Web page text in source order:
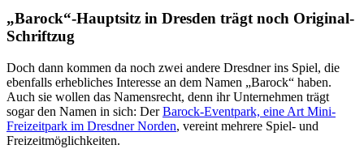
„Barock“-Hauptsitz in Dresden trägt noch Original-
Schriftzug
Doch dann kommen da noch zwei andere Dresdner ins Spiel, die
ebenfalls erhebliches Interesse an dem Namen „Barock“ haben.
Auch sie wollen das Namensrecht, denn ihr Unternehmen trägt
sogar den Namen in sich: DerBarock-Eventpark, eine Art Mini-
Freizeitpark im Dresdner Norden, vereint mehrere Spiel- und
Freizeitmöglichkeiten.